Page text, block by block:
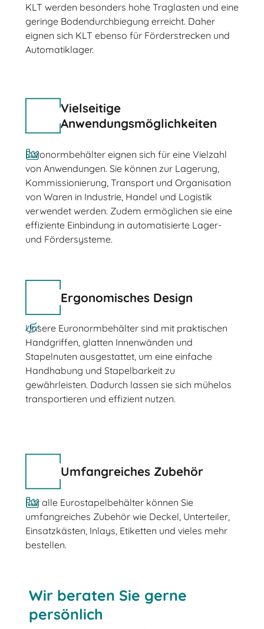
KLT werden besonders hohe Traglasten und eine
geringe Bodendurchbiegung erreicht. Daher
eignen sich KLT ebenso für Förderstrecken und
Automatiklager.
Vielseitige
Anwendungsmöglichkeiten
Euronormbehälter eignen sich für eine Vielzahl
von Anwendungen. Sie können zur Lagerung,
Kommissionierung, Transport und Organisation
von Waren in Industrie, Handel und Logistik
verwendet werden. Zudem ermöglichen sie eine
effiziente Einbindung in automatisierte Lager-
und Fördersysteme.
Ergonomisches Design
Unsere Euronormbehälter sind mit praktischen
Handgriffen, glatten Innenwänden und
Stapelnuten ausgestattet, um eine einfache
Handhabung und Stapelbarkeit zu
gewährleisten. Dadurch lassen sie sich mühelos
transportieren und effizient nutzen.
Umfangreiches Zubehör
Für alle Eurostapelbehälter können Sie
umfangreiches Zubehör wie Deckel, Unterteiler,
Einsatzkästen, Inlays, Etiketten und vieles mehr
bestellen.
Wir beraten Sie gerne
persönlich